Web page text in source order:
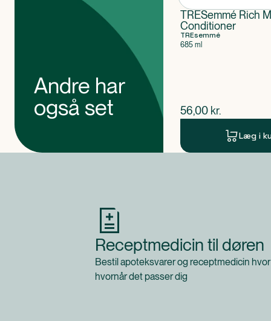
Andre har
også set
TRESemmé Rich
Conditioner
TREsemmé
685 ml
$nuværende pris
56,00 kr.
Læg i
Receptmedicin til døren
Bestil apoteksvarer og receptmedicin
hvornår det passer dig